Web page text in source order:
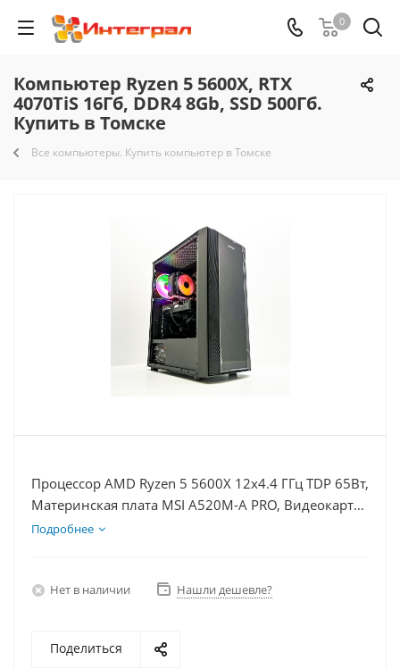
0
Компьютер Ryzen 5 5600X, RTX
4070TiS 16Гб, DDR4 8Gb, SSD 500Гб.
Купить в Томске
Все компьютеры. Купить компьютер в Томске
Процессор AMD Ryzen 5 5600X 12x4.4 ГГц TDP 65Вт,
Материнская плата MSI A520M-A PRO, Видеокарта
RTX 4070TiS 16Гб, Память DDR4 8Gb, Диски
Подробнее
Нет в наличии Нашли дешевле?
Поделиться